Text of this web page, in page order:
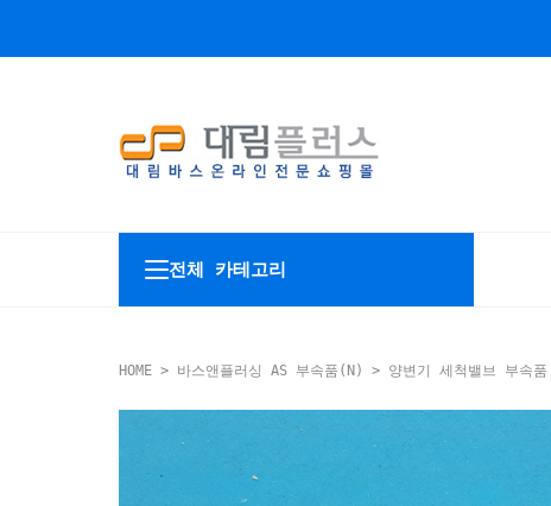
전체 카테고리
HOME > 바스앤플러싱 AS 부속품(N) > 양변기 세척밸브 부속품